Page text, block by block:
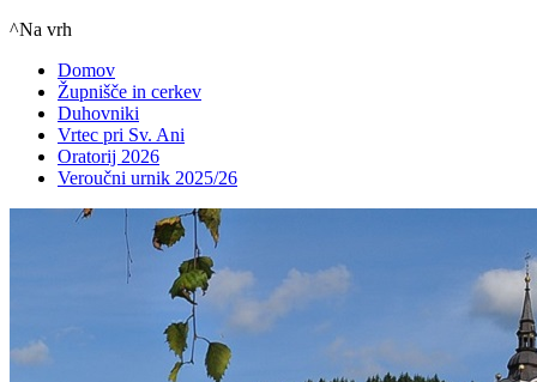
^Na vrh
Domov
Župnišče in cerkev
Duhovniki
Vrtec pri Sv. Ani
Oratorij 2026
Veroučni urnik 2025/26